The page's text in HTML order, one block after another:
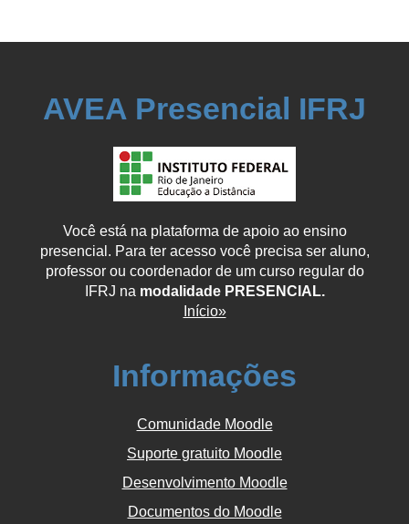
AVEA Presencial IFRJ
Você está na plataforma de apoio ao ensino
presencial. Para ter acesso você precisa ser aluno,
professor ou coordenador de um curso regular do
IFRJ na modalidade PRESENCIAL.
Início»
Informações
Comunidade Moodle
Suporte gratuito Moodle
Desenvolvimento Moodle
Documentos do Moodle